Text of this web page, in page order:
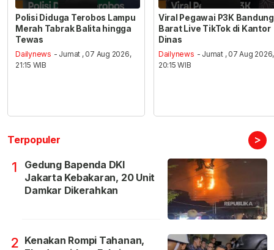
Polisi Diduga Terobos Lampu
Merah Tabrak Balita hingga
Tewas
Dailynews - Jumat , 07 Aug 2026,
21:15 WIB
Viral Pegawai P3K Bandung
Barat Live TikTok di Kantor
Dinas
Dailynews - Jumat , 07 Aug 2026,
20:15 WIB
Terpopuler >
1
Gedung Bapenda DKI
Jakarta Kebakaran, 20 Unit
Damkar Dikerahkan
2 Kenakan Rompi Tahanan,